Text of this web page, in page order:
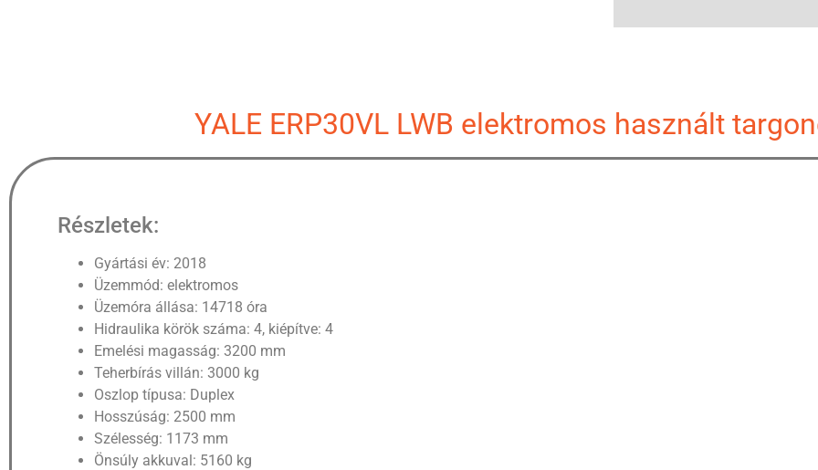
YALE ERP30VL LWB elektromos használt
Részletek:
Gyártási év: 2018
Üzemmód: elektromos
Üzemóra állása: 14718 óra
Hidraulika körök száma: 4, kiépítve: 4
Emelési magasság: 3200 mm
Teherbírás villán: 3000 kg
Oszlop típusa: Duplex
Hosszúság: 2500 mm
Szélesség: 1173 mm
Önsúly akkuval: 5160 kg